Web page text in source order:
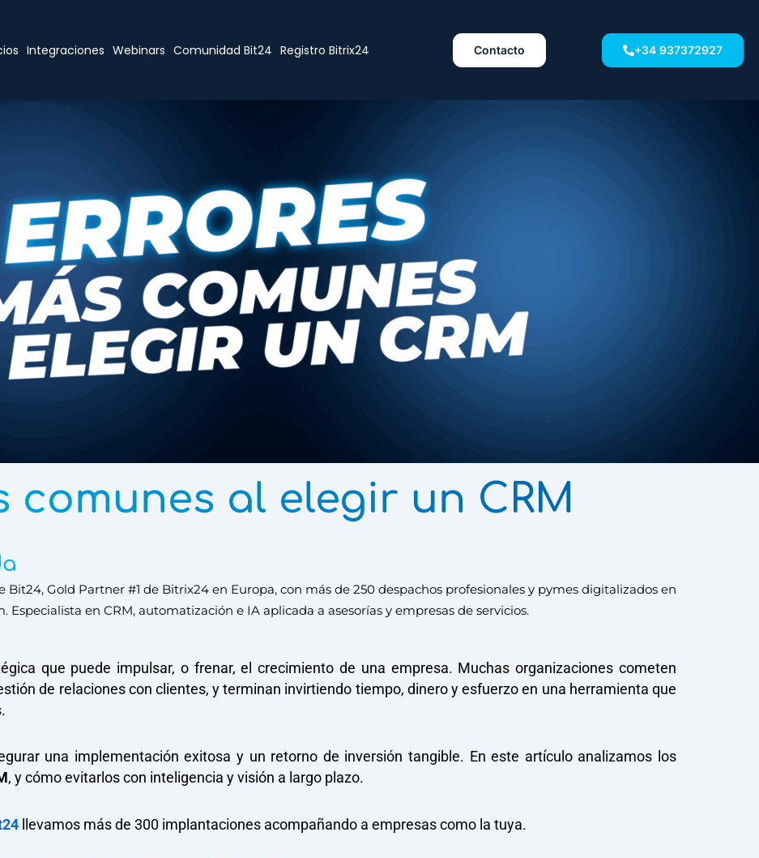
Integraciones Webinars Comunidad Bit24 Registro Bitrix24 Contacto +34 937372927
comunes al elegir un CRM
Bit24, Gold Partner #1 de Bitrix24 en Europa, con más de 250 despachos profesionales y pymes digitalizados en
Especialista en CRM, automatización e IA aplicada a asesorías y empresas de servicios.
que puede impulsar, o frenar, el crecimientode una empresa. Muchas organizaciones cometen
de relaciones con clientes, y terminan invirtiendo tiempo, dinero y esfuerzo en una herramienta que
una implementación exitosa y un retorno de inversión tangible. En este artículo analizamos los
, y cómo evitarlos con inteligencia y visión a largo plazo.
llevamos más de 300 implantaciones acompañando a empresas como la tuya.